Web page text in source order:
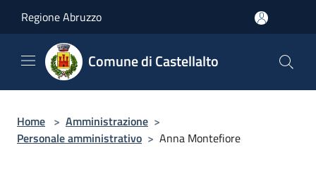
Regione Abruzzo
Comune di Castellalto
Home > Amministrazione >
Personale amministrativo > Anna Montefiore